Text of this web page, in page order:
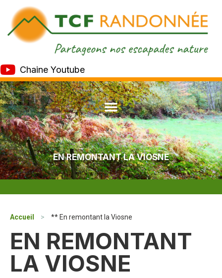
Chaine Youtube
EN REMONTANT LA VIOSNE
Accueil > ** En remontant la Viosne
EN REMONTANT
LA VIOSNE